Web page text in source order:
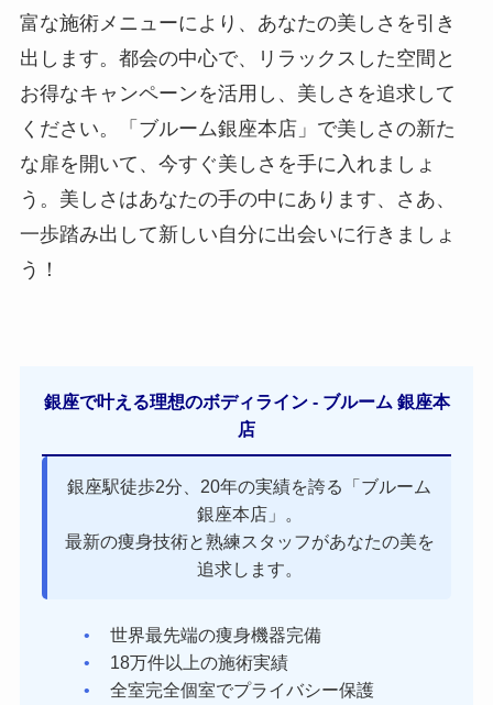
富な施術メニューにより、あなたの美しさを引き
出します。都会の中心で、リラックスした空間と
お得なキャンペーンを活用し、美しさを追求して
ください。「ブルーム銀座本店」で美しさの新た
な扉を開いて、今すぐ美しさを手に入れましょ
う。美しさはあなたの手の中にあります、さあ、
一歩踏み出して新しい自分に出会いに行きましょ
う！
銀座で叶える理想のボディライン - ブルーム 銀座本
店
銀座駅徒歩2分、20年の実績を誇る「ブルーム
銀座本店」。
最新の痩身技術と熟練スタッフがあなたの美を
追求します。
世界最先端の痩身機器完備
18万件以上の施術実績
全室完全個室でプライバシー保護